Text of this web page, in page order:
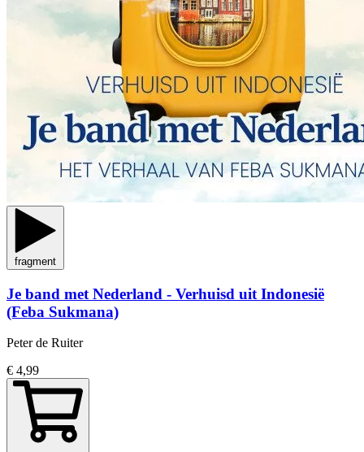
fragment
Je band met Nederland - Verhuisd uit Indonesië
(Feba Sukmana)
Peter de Ruiter
€ 4,99